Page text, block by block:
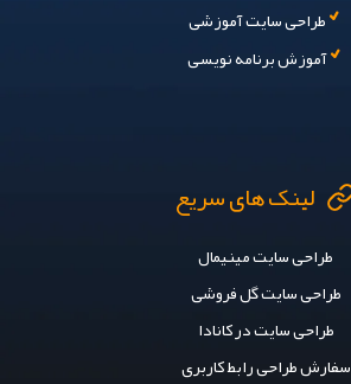
طراحی سایت آموزشی
آموزش برنامه نویسی
لینک های سریع
طراحی سایت مینیمال
طراحی سایت گل فروشی
طراحی سایت در کانادا
سفارش طراحی رابط کاربری